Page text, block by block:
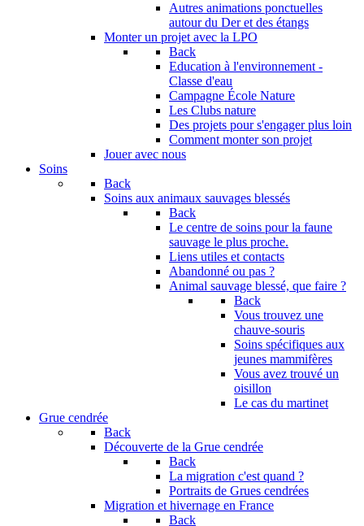
Autres animations ponctuelles
autour du Der et des étangs
Monter un projet avec la LPO
Back
Education à l'environnement -
Classe d'eau
Campagne École Nature
Les Clubs nature
Des projets pour s'engager plus loin
Comment monter son projet
Jouer avec nous
Soins
Back
Soins aux animaux sauvages blessés
Back
Le centre de soins pour la faune
sauvage le plus proche.
Liens utiles et contacts
Abandonné ou pas ?
Animal sauvage blessé, que faire ?
Back
Vous trouvez une
chauve-souris
Soins spécifiques aux
jeunes mammifères
Vous avez trouvé un
oisillon
Le cas du martinet
Grue cendrée
Back
Découverte de la Grue cendrée
Back
La migration c'est quand ?
Portraits de Grues cendrées
Migration et hivernage en France
Back